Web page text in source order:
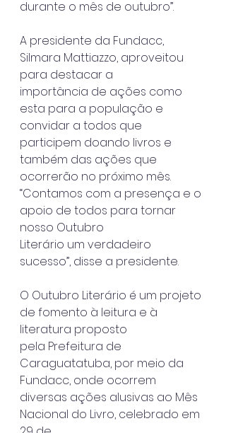
durante o mês de outubro”.
A presidente da Fundacc,
Silmara Mattiazzo, aproveitou
para destacar a
importância de ações como
esta para a população e
convidar a todos que
participem doando livros e
também das ações que
ocorrerão no próximo mês.
“Contamos com a presença e o
apoio de todos para tornar
nosso Outubro
Literário um verdadeiro
sucesso”, disse a presidente.
O Outubro Literário é um projeto
de fomento à leitura e à
literatura proposto
pela Prefeitura de
Caraguatatuba, por meio da
Fundacc, onde ocorrem
diversas ações alusivas ao Mês
Nacional do Livro, celebrado em